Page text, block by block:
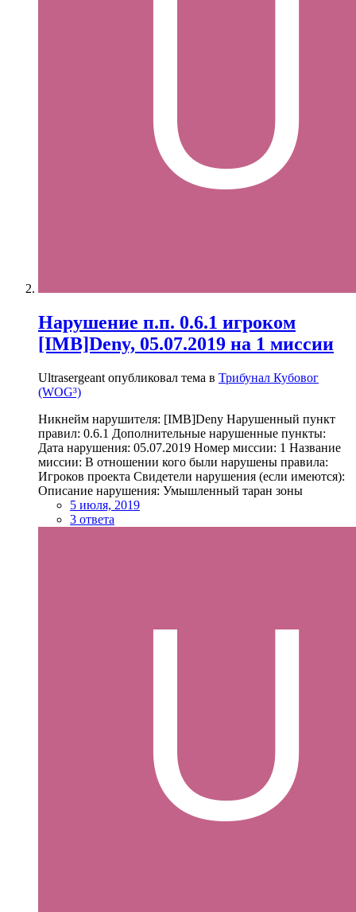
Нарушение п.п. 0.6.1 игроком
[IMB]Deny, 05.07.2019 на 1 миссии
Ultrasergeant опубликовал тема в Трибунал Кубовог
(WOG³)
Никнейм нарушителя: [IMB]Deny Нарушенный пункт
правил: 0.6.1 Дополнительные нарушенные пункты:
Дата нарушения: 05.07.2019 Номер миссии: 1 Название
миссии: В отношении кого были нарушены правила:
Игроков проекта Свидетели нарушения (если имеются):
Описание нарушения: Умышленный таран зоны
5 июля, 2019
3 ответа